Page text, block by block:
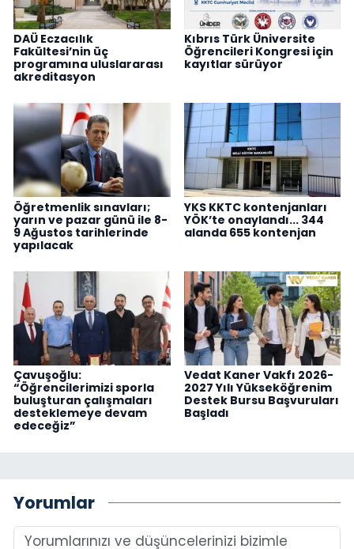
DAÜ Eczacılık
Fakültesi’nin üç
programına uluslararası
akreditasyon
Kıbrıs Türk Üniversite
Öğrencileri Kongresi için
kayıtlar sürüyor
Öğretmenlik sınavları;
yarın ve pazar günü ile 8-
9 Ağustos tarihlerinde
yapılacak
YKS KKTC kontenjanları
YÖK’te onaylandı... 344
alanda 655 kontenjan
Çavuşoğlu:
“Öğrencilerimizi sporla
buluşturan çalışmaları
desteklemeye devam
edeceğiz”
Vedat Kaner Vakfı 2026-
2027 Yılı Yükseköğrenim
Destek Bursu Başvuruları
Başladı
Yorumlar